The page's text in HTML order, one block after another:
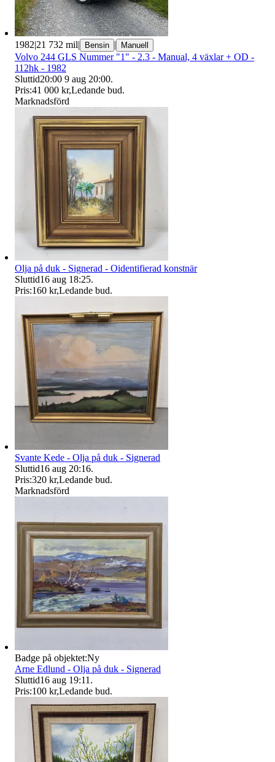
1982|21 732 mil| Bensin | Manuell
Volvo 244 GLS Nummer "1" - 2.3 - Manual, 4 växlar + OD -
112hk - 1982
Sluttid20:00 9 aug 20:00.
Pris:41 000 kr,Ledande bud.
Marknadsförd
Olja på duk - Signerad - Oidentifierad konstnär
Sluttid16 aug 18:25.
Pris:160 kr,Ledande bud.
Svante Kede - Olja på duk - Signerad
Sluttid16 aug 20:16.
Pris:320 kr,Ledande bud.
Marknadsförd
Badge på objektet:Ny
Arne Edlund - Olja på duk - Signerad
Sluttid16 aug 19:11 .
Pris:100 kr,Ledande bud.